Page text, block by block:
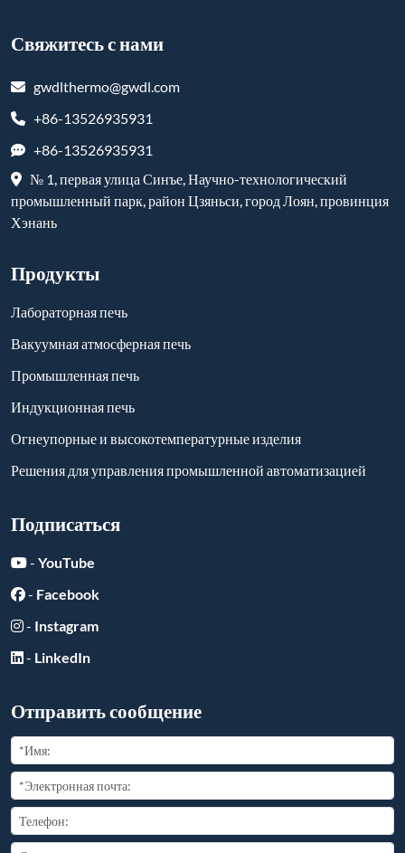
Свяжитесь с нами
gwdlthermo@gwdl.com
+86-13526935931
+86-13526935931
№ 1, первая улица Синъе, Научно-технологический
промышленный парк, район Цзяньси, город Лоян, провинция
Хэнань
Продукты
Лабораторная печь
Вакуумная атмосферная печь
Промышленная печь
Индукционная печь
Огнеупорные и высокотемпературные изделия
Решения для управления промышленной автоматизацией
Подписаться
- YouTube
- Facebook
- Instagram
- LinkedIn
Отправить сообщение